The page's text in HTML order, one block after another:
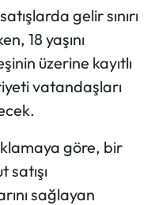
gelir sınırı
18 yaşını
üzerine kayıtlı
vatandaşları
göre, bir
satışı
sağlayan